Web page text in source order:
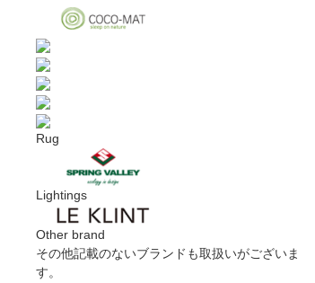
Rug
Lightings
Other brand
その他記載のないブランドも取扱いがございま
す。